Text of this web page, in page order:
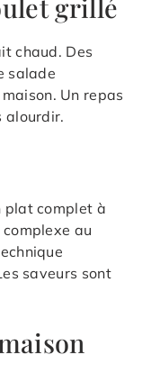
grillé
chaud. Des
salade
Un repas
alourdir.
plat complet à
au
saveurs sont